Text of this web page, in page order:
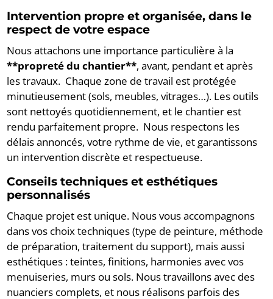
Intervention propre et organisée, dans le
respect de votre espace
Nous attachons une importance particulière à la
**propreté du chantier**, avant, pendant et après
les travaux. Chaque zone de travail est protégée
minutieusement (sols, meubles, vitrages…). Les outils
sont nettoyés quotidiennement, et le chantier est
rendu parfaitement propre. Nous respectons les
délais annoncés, votre rythme de vie, et garantissons
un intervention discrète et respectueuse.
Conseils techniques et esthétiques
personnalisés
Chaque projet est unique. Nous vous accompagnons
dans vos choix techniques (type de peinture, méthode
de préparation, traitement du support), mais aussi
esthétiques : teintes, finitions, harmonies avec vos
menuiseries, murs ou sols. Nous travaillons avec des
nuanciers complets, et nous réalisons parfois des